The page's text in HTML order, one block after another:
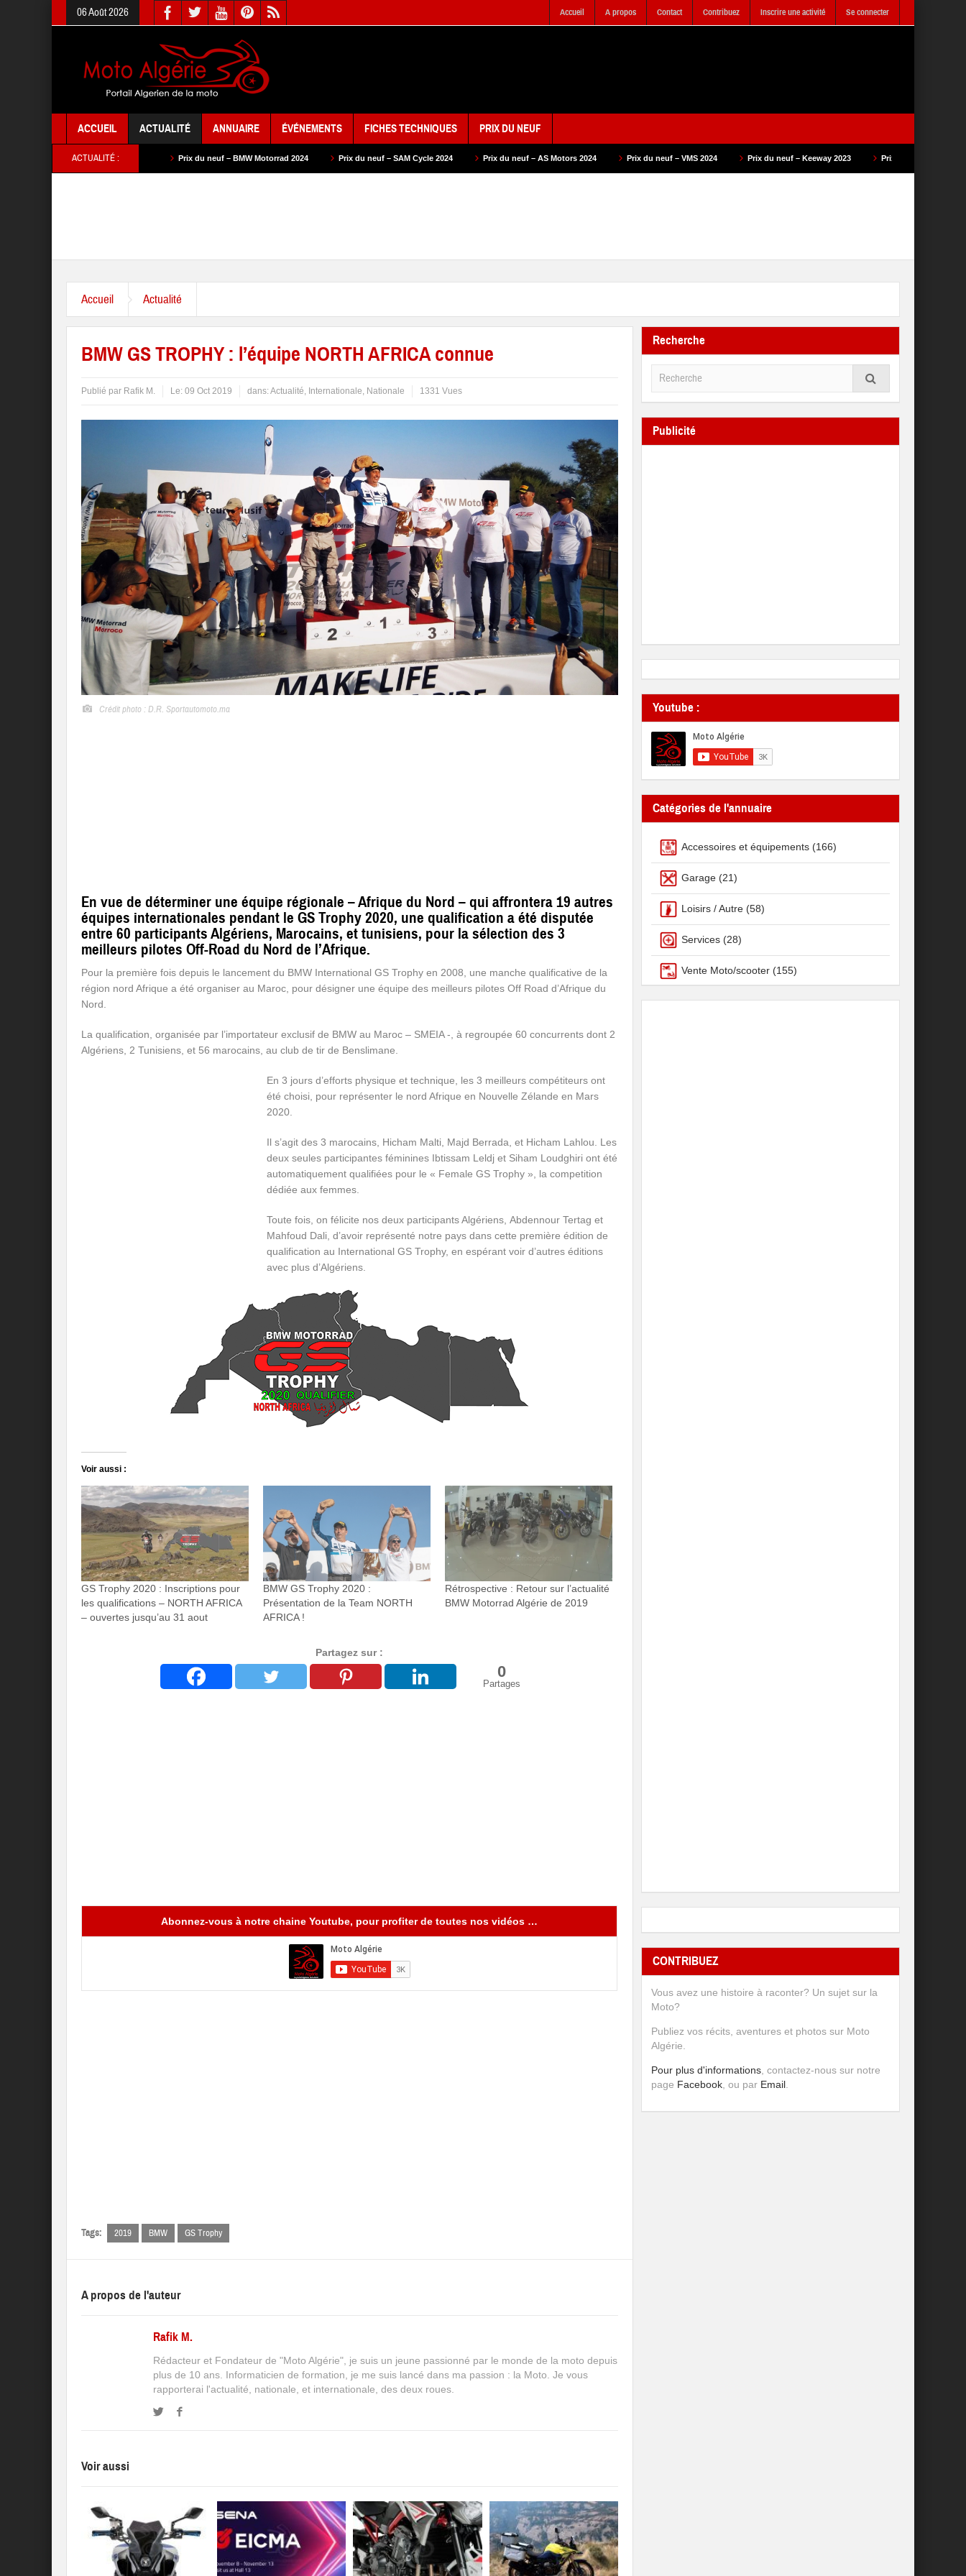
06 Août 2026 Accueil A propos Contact Contribuez Inscrire une activité Se connecter
ACCUEIL ACTUALITÉ ANNUAIRE ÉVÉNEMENTS FICHES TECHNIQUES PRIX DU NEUF
ACTUALITÉ :Prix du neuf – BMW Motorrad 2024 Prix du neuf – SAM Cycle 2024 Prix du neuf – AS Motors 2024 Prix du neuf – VMS 2024 Prix du neuf – Keeway 2023 Prix du neuf – SAM Cycle 2023
Accueil Actualité
BMW GS TROPHY : l’équipe NORTH AFRICA connue
Publié par Rafik M. Le: 09 Oct 2019 dans:Actualité, Internationale, Nationale 1331 Vues
Crédit photo : D.R. Sportautomoto.ma
En vue de déterminer une équipe régionale – Afrique du Nord – qui affrontera 19 autres
équipes internationales pendant le GS Trophy 2020, une qualification a été disputée
entre 60 participants Algériens, Marocains, et tunisiens, pour la sélection des 3
meilleurs pilotes Off-Road du Nord de l’Afrique.
Pour la première fois depuis le lancement du BMW International GS Trophy en 2008, une manche qualificative de la
région nord Afrique a été organiser au Maroc, pour désigner une équipe des meilleurs pilotes Off Road d’Afrique du
Nord.
La qualification, organisée par l’importateur exclusif de BMW au Maroc – SMEIA -, à regroupée 60 concurrents dont 2
Algériens, 2 Tunisiens, et 56 marocains, au club de tir de Benslimane.
En 3 jours d’efforts physique et technique, les 3 meilleurs compétiteurs ont
été choisi, pour représenter le nord Afrique en Nouvelle Zélande en Mars
2020.
Il s’agit des 3 marocains, Hicham Malti, Majd Berrada, et Hicham Lahlou. Les
deux seules participantes féminines Ibtissam Leldj et Siham Loudghiri ont été
automatiquement qualifiées pour le « Female GS Trophy », la competition
dédiée aux femmes.
Toute fois, on félicite nos deux participants Algériens, Abdennour Tertag et
Mahfoud Dali, d’avoir représenté notre pays dans cette première édition de
qualification au International GS Trophy, en espérant voir d’autres éditions
avec plus d’Algériens.
Voir aussi :
GS Trophy 2020 : Inscriptions pour
les qualifications – NORTH AFRICA
– ouvertes jusqu’au 31 aout
BMW GS Trophy 2020 :
Présentation de la Team NORTH
AFRICA !
Rétrospective : Retour sur l’actualité
BMW Motorrad Algérie de 2019
Partagez sur :
0
Partages
Abonnez-vous à notre chaine Youtube, pour profiter de toutes nos vidéos …
Tags: 2019 BMW GS Trophy
A propos de l'auteur
Rafik M.
Rédacteur et Fondateur de "Moto Algérie", je suis un jeune passionné par le monde de la moto depuis
plus de 10 ans. Informaticien de formation, je me suis lancé dans ma passion : la Moto. Je vous
rapporterai l'actualité, nationale, et internationale, des deux roues.
Voir aussi
Recherche
Publicité
Youtube :
Catégories de l'annuaire
Accessoires et équipements (166)
Garage (21)
Loisirs / Autre (58)
Services (28)
Vente Moto/scooter (155)
CONTRIBUEZ
Vous avez une histoire à raconter? Un sujet sur la
Moto?
Publiez vos récits, aventures et photos sur Moto
Algérie.
Pour plus d'informations , contactez-nous sur notre
page Facebook , ou par Email